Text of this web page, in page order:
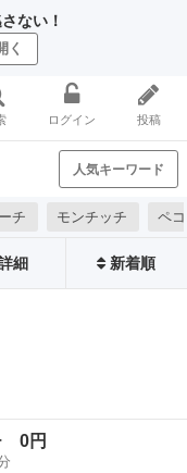
ない！
く
ログイン 投稿
人気キーワード
チ モンチッチ ペ
細 新着順
0円